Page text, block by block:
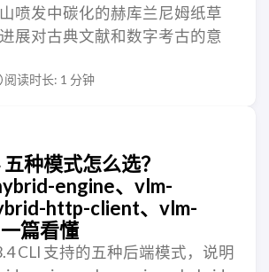
喷发中碳化的赫库兰尼姆纸草
展对古典文献和数字考古的意
阅读时长: 1 分钟
种模式怎么选？
engine、vlm-
http-client、vlm-
篇看懂
CLI 支持的五种后端模式，说明